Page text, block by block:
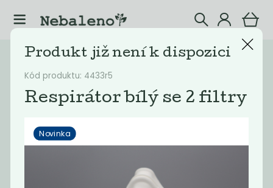
Katalog Eshop
Filtrovat produkty 30
Doporučené
Novinka
Kód produktu: 4433r5
Respirátor bílý se 2 filtry
Produkt již není k dispozici